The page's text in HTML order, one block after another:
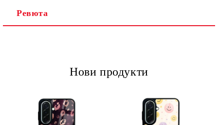
Ревюта
Нови продукти